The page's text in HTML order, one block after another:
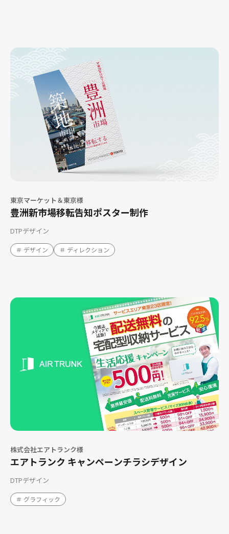
東京マーケット＆東京様
豊洲新市場移転告知ポスター制作
DTPデザイン
＃ デザイン ＃ ディレクション
株式会社エアトランク様
エアトランク キャンペーンチラシデザイン
DTPデザイン
＃ グラフィック